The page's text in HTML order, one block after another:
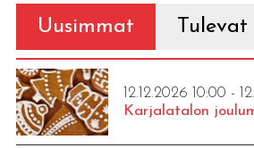
Uusimmat Tulevat
12.12.2026 10:00 -
Karjalatalon